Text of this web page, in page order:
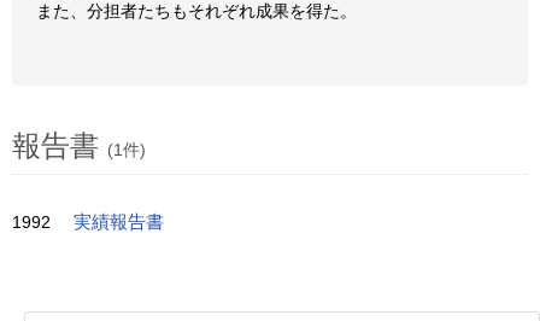
また、分担者たちもそれぞれ成果を得た。
報告書 (1件)
1992 実績報告書